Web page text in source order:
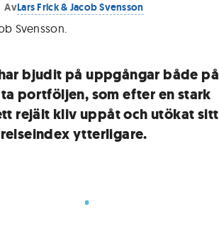
AvLars Frick & Jacob Svensson
Svensson.
bjudit på uppgångar både på
portföljen, som efter en stark
rejält kliv uppåt och utökat sitt
ytterligare.